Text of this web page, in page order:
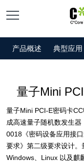
产品概述 典型应用
量子Mini
量子Mini PCI-E密码卡
成高速量子随机数发生
0018《密码设备应用接
要求》第二级要求设计
Windows、Linux 以及麒